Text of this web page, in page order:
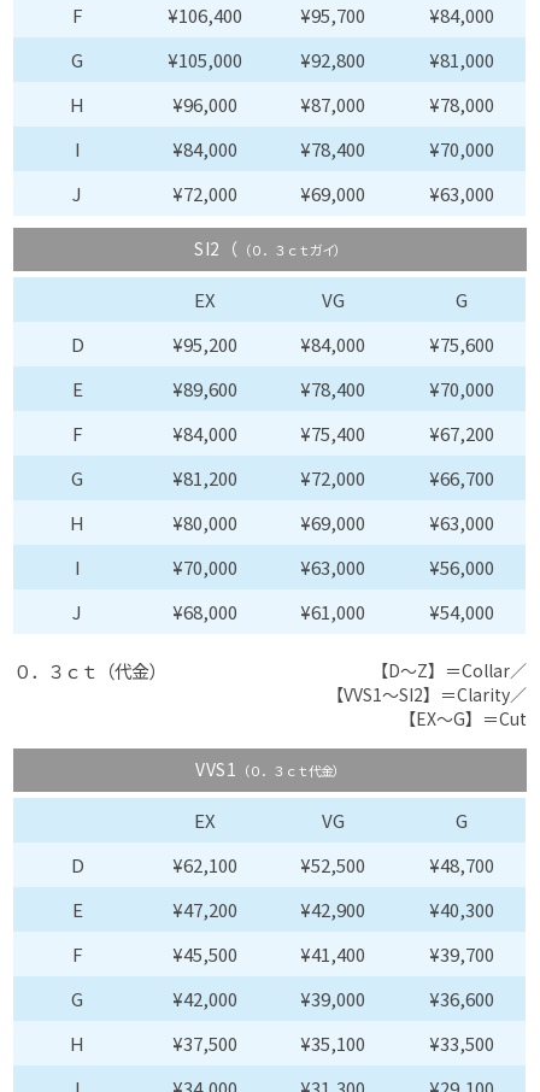
F
¥106,400 ¥95,700
¥84,000
G
¥105,000 ¥92,800
¥81,000
H
¥96,000 ¥87,000
¥78,000
I
¥84,000 ¥78,400
¥70,000
J
¥72,000 ¥69,000 ¥63,000
SI2（ （０．３ｃｔガイ）
EX VG
G
D
¥95,200 ¥84,000
¥75,600
E
¥89,600 ¥78,400
¥70,000
F
¥84,000 ¥75,400
¥67,200
G
¥81,200 ¥72,000
¥66,700
H
¥80,000 ¥69,000
¥63,000
I
¥70,000 ¥63,000
¥56,000
J
¥68,000 ¥61,000 ¥54,000
０．３ｃｔ（代金）
【D〜Z】＝Collar／
【VVS1〜SI2】＝Clarity／
【EX〜G】＝Cut
VVS1 （０．３ｃｔ代金）
EX VG
G
D
¥62,100 ¥52,500
¥48,700
E
¥47,200 ¥42,900
¥40,300
F
¥45,500 ¥41,400
¥39,700
G
¥42,000 ¥39,000
¥36,600
H
¥37,500 ¥35,100
¥33,500